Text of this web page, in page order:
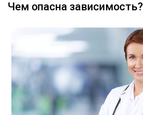
Чем опасна зависимость?